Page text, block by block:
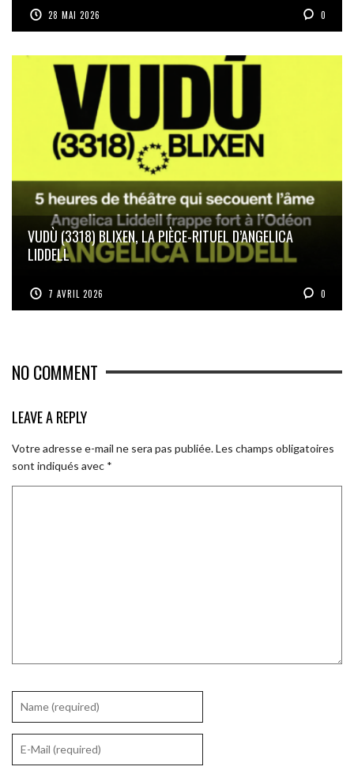
28 MAI 2026 0
VUDÙ (3318) BLIXEN, LA PIÈCE-RITUEL D’ANGELICA
LIDDELL
7 AVRIL 2026 0
NO COMMENT
LEAVE A REPLY
Votre adresse e-mail ne sera pas publiée.Les champs obligatoires
sont indiqués avec *